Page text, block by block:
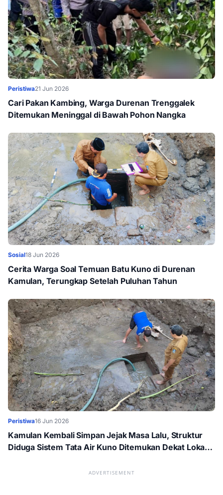
Peristiwa21 Jun 2026
Cari Pakan Kambing, Warga Durenan Trenggalek
Ditemukan Meninggal di Bawah Pohon Nangka
Sosial18 Jun 2026
Cerita Warga Soal Temuan Batu Kuno di Durenan
Kamulan, Terungkap Setelah Puluhan Tahun
Peristiwa16 Jun 2026
Kamulan Kembali Simpan Jejak Masa Lalu, Struktur
Diduga Sistem Tata Air Kuno Ditemukan Dekat Lokasi
ADVERTISEMENT